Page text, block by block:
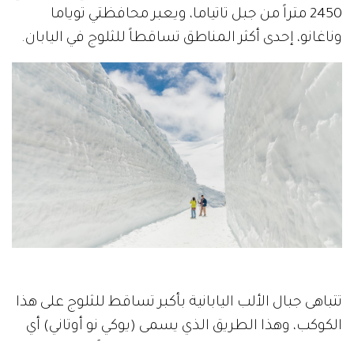
2450 متراً من جبل تاتياما، ويعبر محافظتي توياما
وناغانو، إحدى أكثر المناطق تساقطاً للثلوج في اليابان.
تتباهى جبال الألب اليابانية بأكبر تساقط للثلوج على هذا
الكوكب، وهذا الطريق الذي يسمى (يوكي نو أوتاني) أي